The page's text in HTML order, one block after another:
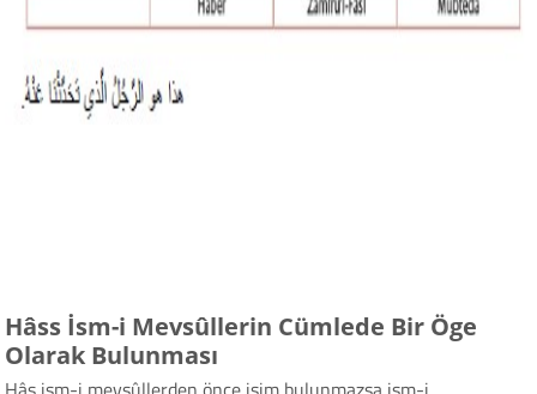
Hâss İsm-i Mevsûllerin Cümlede Bir Öge
Olarak Bulunması